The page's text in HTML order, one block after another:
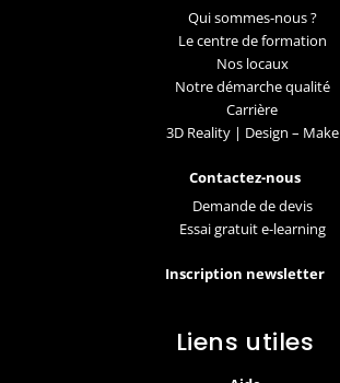
Qui sommes-nous ?
Le centre de formation
Nos locaux
Notre démarche qualité
Carrière
3D Reality | Design – Make
Contactez-nous
Demande de devis
Essai gratuit e-learning
Inscription newsletter
Liens utiles